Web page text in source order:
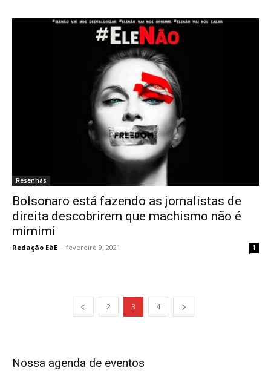
Resenhas
Bolsonaro está fazendo as jornalistas de
direita descobrirem que machismo não é
mimimi
Redação EàE - fevereiro 9, 2021 1
2 3 4
Nossa agenda de eventos